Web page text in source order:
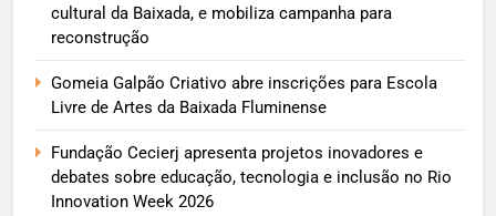
cultural da Baixada, e mobiliza campanha para
reconstrução
Gomeia Galpão Criativo abre inscrições para Escola
Livre de Artes da Baixada Fluminense
Fundação Cecierj apresenta projetos inovadores e
debates sobre educação, tecnologia e inclusão no Rio
Innovation Week 2026